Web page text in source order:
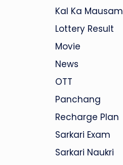
Kal Ka Mausam
Lottery Result
Movie
News
OTT
Panchang
Recharge Plan
Sarkari Exam
Sarkari Naukri